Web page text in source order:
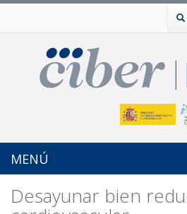
MENÚ
Desayunar bien